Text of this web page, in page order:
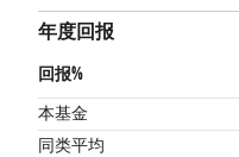
年度回报
回报%
本基金
同类平均